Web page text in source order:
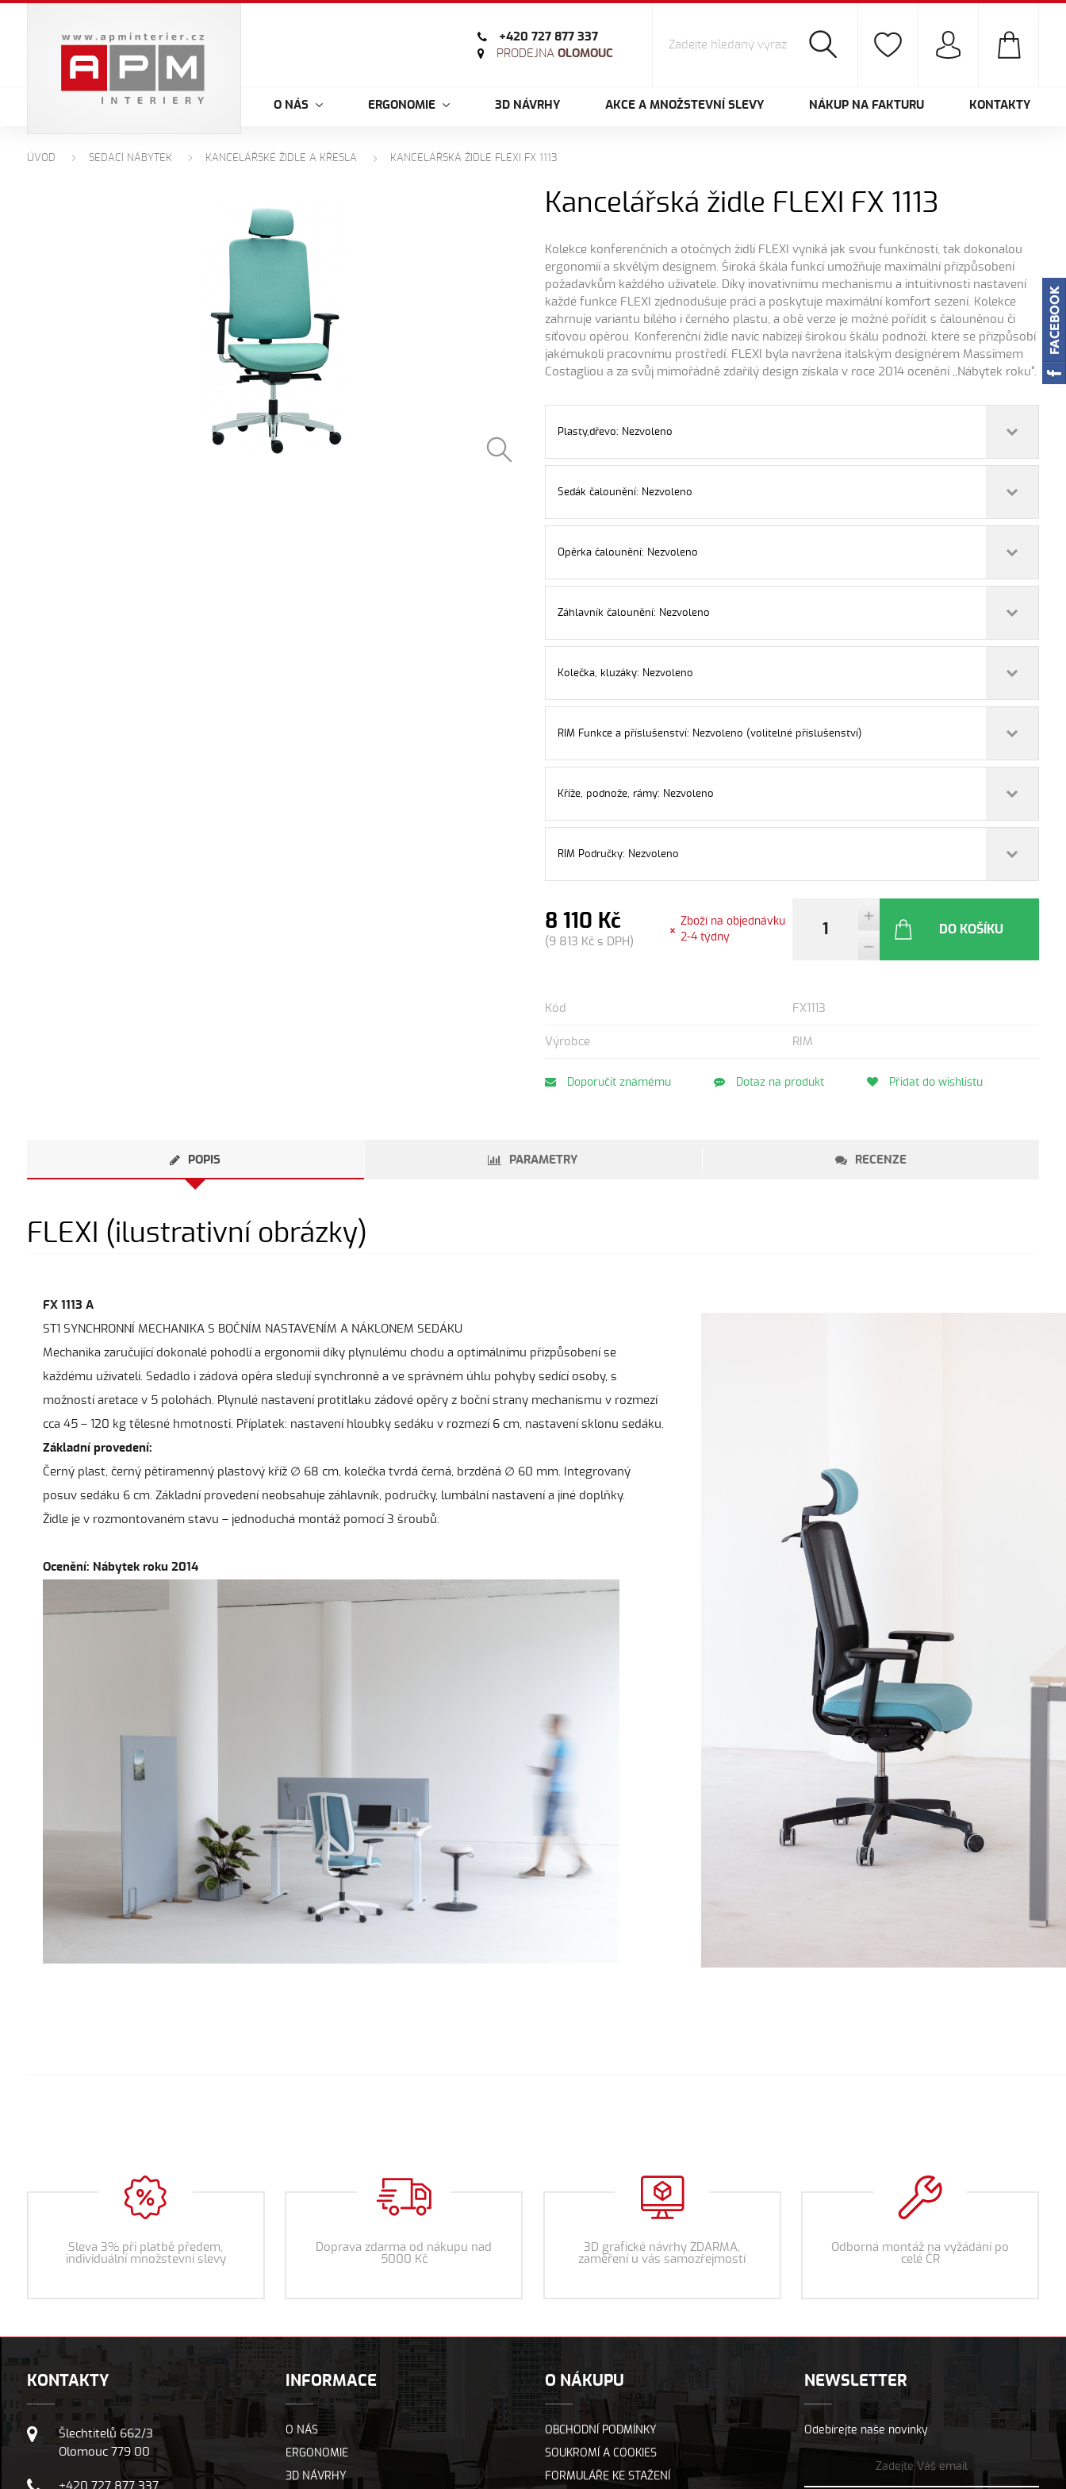
+420 727 877 337
PRODEJNA OLOMOUC
O NÁS ERGONOMIE 3D NÁVRHY AKCE A MNOŽSTEVNÍ SLEVY NÁKUP NA FAKTURU KONTAKTY
ÚVOD SEDACÍ NÁBYTEK KANCELÁŘSKÉ ŽIDLE A KŘESLA KANCELÁŘSKÁ ŽIDLE FLEXI FX 1113
Kancelářská židle FLEXI FX 1113
Kolekce konferenčních a otočných židlí FLEXI vyniká jak svou funkčností, tak dokonalou
ergonomií a skvělým designem. Široká škála funkcí umožňuje maximální přizpůsobení
požadavkům každého uživatele. Díky inovativnímu mechanismu a intuitivnosti nastavení
každé funkce FLEXI zjednodušuje práci a poskytuje maximální komfort sezení. Kolekce
zahrnuje variantu bílého i černého plastu, a obě verze je možné pořídit s čalouněnou či
síťovou opěrou. Konferenční židle navíc nabízejí širokou škálu podnoží, které se přizpůsobí
jakémukoli pracovnímu prostředí. FLEXI byla navržena italským designérem Massimem
Costagliou a za svůj mimořádně zdařilý design získala v roce 2014 ocenění ,,Nábytek roku“.
Plasty,dřevo: Nezvoleno
Sedák čalounění: Nezvoleno
Opěrka čalounění: Nezvoleno
Záhlavník čalounění: Nezvoleno
Kolečka, kluzáky: Nezvoleno
RIM Funkce a příslušenství: Nezvoleno (volitelné příslušenství)
Kříže, podnože, rámy: Nezvoleno
RIM Područky: Nezvoleno
8 110 Kč
(9 813 Kč s DPH)
Zboží na objednávku
2-4 týdny
DO KOŠÍKU
Kód FX1113
Výrobce RIM
Doporučit známému Dotaz na produkt Přidat do wishlistu
POPIS PARAMETRY RECENZE
FLEXI (ilustrativní obrázky)
FX 1113 A
ST1 SYNCHRONNÍ MECHANIKA S BOČNÍM NASTAVENÍM A NÁKLONEM SEDÁKU
Mechanika zaručující dokonalé pohodlí a ergonomii díky plynulému chodu a optimálnímu přizpůsobení se
každému uživateli. Sedadlo i zádová opěra sledují synchronně a ve správném úhlu pohyby sedící osoby, s
možností aretace v 5 polohách. Plynulé nastavení protitlaku zádové opěry z boční strany mechanismu v rozmezí
cca 45 – 120 kg tělesné hmotnosti. Příplatek: nastavení hloubky sedáku v rozmezí 6 cm, nastavení sklonu sedáku.
Základní provedení:
Černý plast, černý pětiramenný plastový kříž ∅ 68 cm, kolečka tvrdá černá, brzděná ∅ 60 mm. Integrovaný
posuv sedáku 6 cm. Základní provedení neobsahuje záhlavník, područky, lumbální nastavení a jiné doplňky.
Židle je v rozmontovaném stavu – jednoduchá montáž pomocí 3 šroubů.
Ocenění: Nábytek roku 2014
Sleva 3% při platbě předem,
individuální množstevní slevy
Doprava zdarma od nákupu nad
5000 Kč
3D grafické návrhy ZDARMA,
zaměření u vás samozřejmostí
Odborná montáž na vyžádání po
celé ČR
KONTAKTY
Šlechtitelů 662/3
Olomouc 779 00
+420 727 877 337
INFORMACE
O NÁS
ERGONOMIE
3D NÁVRHY
O NÁKUPU
OBCHODNÍ PODMÍNKY
SOUKROMÍ A COOKIES
FORMULÁŘE KE STAŽENÍ
NEWSLETTER
Odebírejte naše novinky